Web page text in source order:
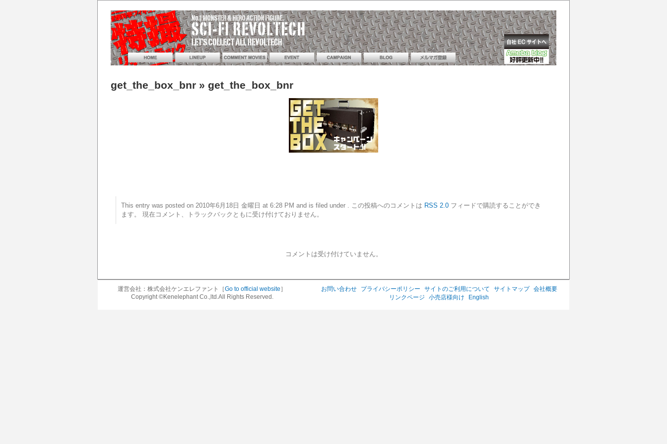
get_the_box_bnr » get_the_box_bnr
This entry was posted on 2010年6月18日 金曜日 at 6:28 PM and is filed under . この投稿へのコメントは RSS 2.0 フィードで購読することができ
ます。 現在コメント、トラックバックともに受け付けておりません。
コメントは受け付けていません。
運営会社：株式会社ケンエレファント［Go to official website ］
Copyright ©Kenelephant Co.,ltd.All Rights Reserved.
お問い合わせ プライバシーポリシー サイトのご利用について サイトマップ
会社概要
リンクページ
小売店様向け English